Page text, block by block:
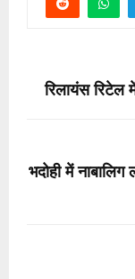
रिलायंस रिटेल
भदोही में